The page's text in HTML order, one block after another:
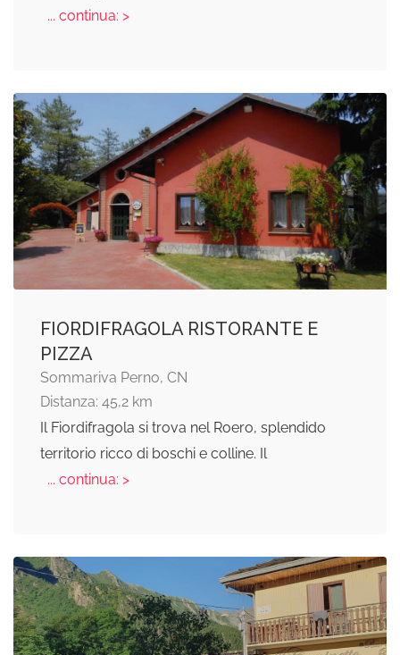
... continua: >
FIORDIFRAGOLA RISTORANTE E
PIZZA
Sommariva Perno, CN
Distanza: 45,2 km
Il Fiordifragola si trova nel Roero, splendido
territorio ricco di boschi e colline. Il
... continua: >